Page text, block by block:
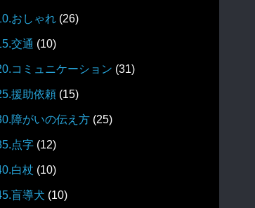
おしゃれ (26)
交通 (10)
コミュニケーション (31)
援助依頼 (15)
障がいの伝え方 (25)
点字 (12)
白杖 (10)
盲導犬 (10)